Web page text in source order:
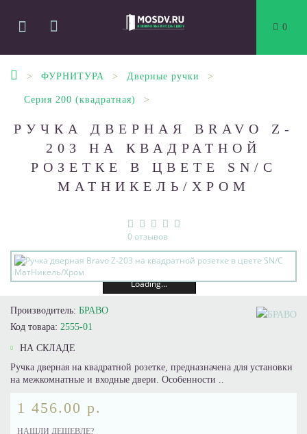
0
ФУРНИТУРА Дверные ручки
Серия 200 (квадратная)
РУЧКА ДВЕРНАЯ BRAVO Z-
203 НА КВАДРАТНОЙ
РОЗЕТКЕ В ЦВЕТЕ SN/C
МАТНИКЕЛЬ/ХРОМ
0 отзывов
Loading...
Производитель: БРАВО
Код товара: 2555-01
НА СКЛАДЕ
Ручка дверная на квадратной розетке, предназначена для установки
на межкомнатные и входные двери. Особенности ..
1 456.00 р.
НАШЛИ ДЕШЕВЛЕ?